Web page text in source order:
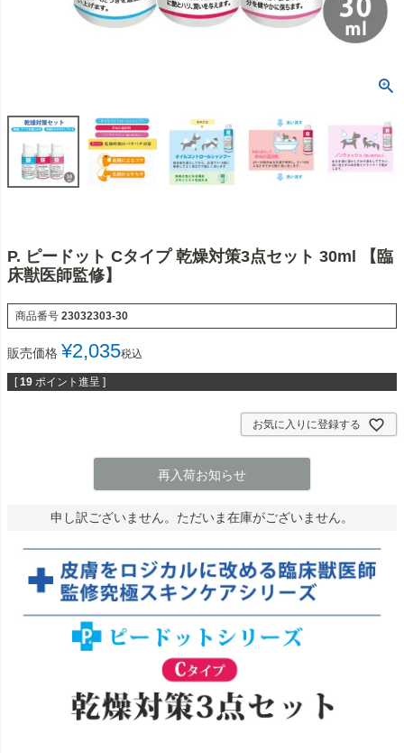
P. ピードット Cタイプ 乾燥対策3点セット 30ml 【臨
床獣医師監修】
商品番号 23032303-30
販売価格 ¥2,035税込
[ 19 ポイント進呈 ]
お気に入りに登録する
再入荷お知らせ
申し訳ございません。ただいま在庫がございません。